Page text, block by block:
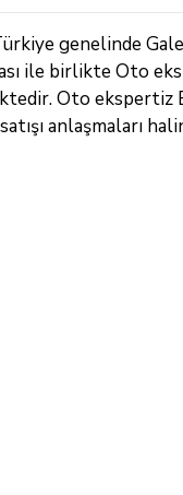
genelinde
ile birlikte Oto
Oto ekspertiz
anlaşmaları